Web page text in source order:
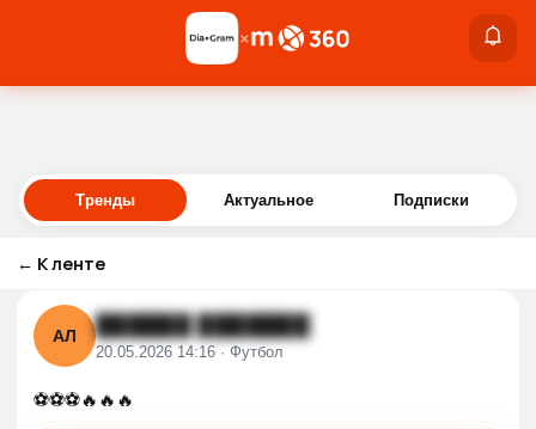
Войти
×
Тренды Актуальное Подписки
← К ленте
АЛ ██████ ███████
20.05.2026 14:16 · Футбол
⚽️⚽️⚽️🔥🔥🔥